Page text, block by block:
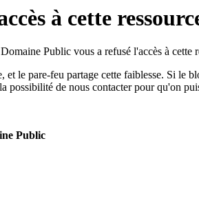
à cette
Public vous a refusé l'accès à cette
et le pare-feu partage cette faiblesse. Si le
possibilité de nous contacter pour qu'on
Public